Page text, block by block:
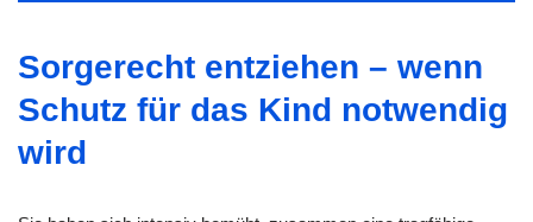
Sorgerecht entziehen – wenn
Schutz für das Kind notwendig
wird